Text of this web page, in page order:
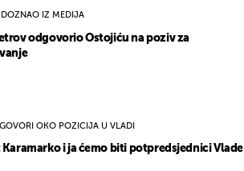
DOZNAO IZ MEDIJA
odgovorio Ostojiću na poziv za
OKO POZICIJA U VLADI
Karamarko i ja ćemo biti potpredsjednici Vlade